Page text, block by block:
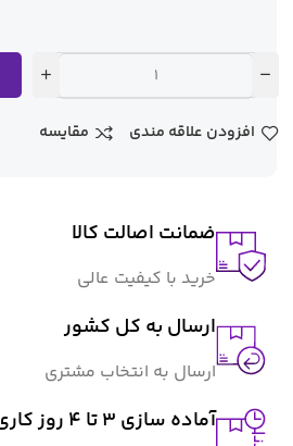
افزودن علاقه مندی مقایسه
ضمانت اصالت کالا
خرید با کیفیت عالی
ارسال به کل کشور
ارسال به انتخاب مشتری
آماده سازی ۳ تا ۴ روز کاری